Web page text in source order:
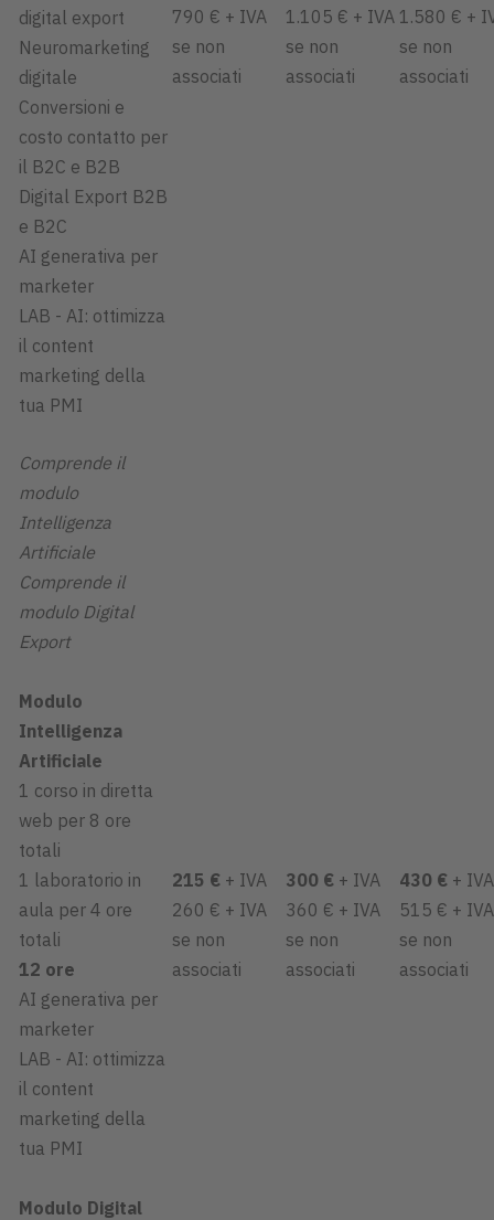
digital export
Neuromarketing
digitale
Conversioni e
costo contatto per
il B2C e B2B
Digital Export B2B
e B2C
AI generativa per
marketer
LAB - AI: ottimizza
il content
marketing della
tua PMI
Comprende il
modulo
Intelligenza
Artificiale
Comprende il
modulo Digital
Export
790 € + IVA
se non
associati
1.105 € + IVA
se non
associati
1.580 € +
se non
associati
Modulo
Intelligenza
Artificiale
1 corso in diretta
web per 8 ore
totali
1 laboratorio in
aula per 4 ore
totali
12 ore
AI generativa per
marketer
LAB - AI: ottimizza
il content
marketing della
tua PMI
215 € + IVA
260 € + IVA
se non
associati
300 € + IVA
360 € + IVA
se non
associati
430 € + IVA
515 € + IVA
se non
associati
Modulo Digital